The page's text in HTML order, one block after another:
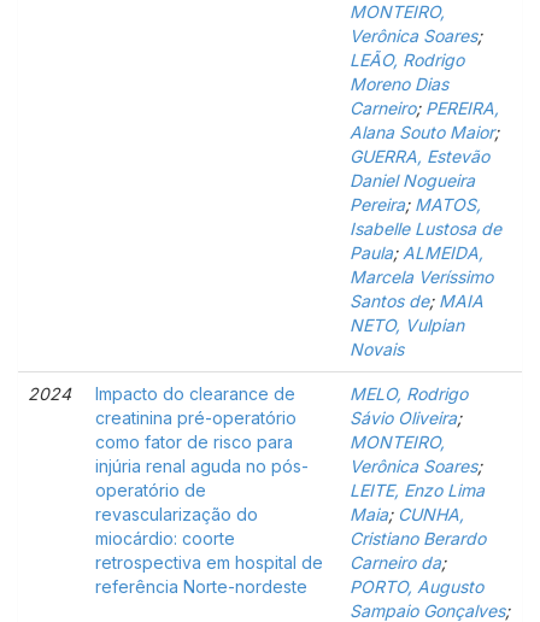
MONTEIRO,
Verônica Soares;
LEÃO, Rodrigo
Moreno Dias
Carneiro; PEREIRA,
Alana Souto Maior;
GUERRA, Estevão
Daniel Nogueira
Pereira; MATOS,
Isabelle Lustosa de
Paula; ALMEIDA,
Marcela Veríssimo
Santos de; MAIA
NETO, Vulpian
Novais
2024
Impacto do clearance de
creatinina pré-operatório
como fator de risco para
injúria renal aguda no pós-
operatório de
revascularização do
miocárdio: coorte
retrospectiva em hospital de
referência Norte-nordeste
MELO, Rodrigo
Sávio Oliveira;
MONTEIRO,
Verônica Soares;
LEITE, Enzo Lima
Maia; CUNHA,
Cristiano Berardo
Carneiro da;
PORTO, Augusto
Sampaio Gonçalves;